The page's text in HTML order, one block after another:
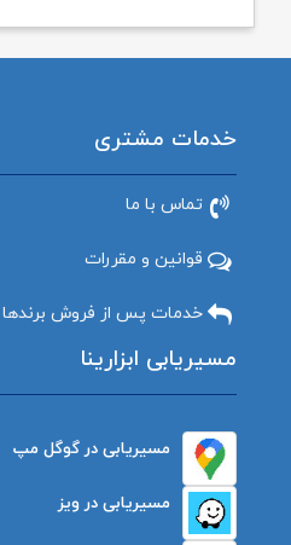
خدمات مشتری
تماس با ما
قوانین و مقررات
خدمات پس از فروش برندها
مسیریابی ابزارینا
مسیریابی در گوگل مپ
مسیریابی در ویز